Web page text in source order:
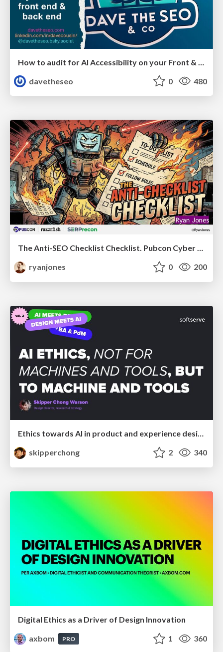
davetheseo
0 480
The Anti-SEO Checklist Checklist. Pubcon Cyber Week
ryanjones
0 200
Ethics towards AI in product and experience design
skipperchong
2 340
Digital Ethics as a Driver of Design Innovation
axbom
PRO 1 360